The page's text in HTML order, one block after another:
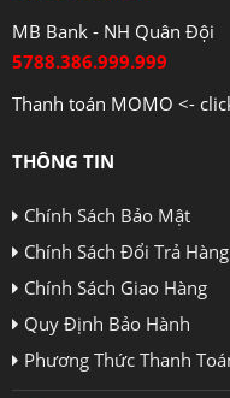
MB Bank - NH Quân Đội
5788.386.999.999
Thanh toán MOMO <-
THÔNG TIN
Chính Sách Bảo Mật
Chính Sách Đổi Trả Hàng
Chính Sách Giao Hàng
Quy Định Bảo Hành
Phương Thức Thanh